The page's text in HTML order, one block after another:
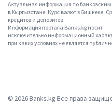
Актуальная информация по
в Кыргызстане. Курс валют в Бишкеке.
кредитов и депозитов.
Информация портала Banks.kg носит
исключительно информационный
при каких условиях не является
© 2026Banks.kg Все права